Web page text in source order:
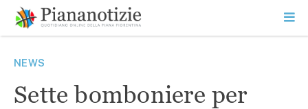
contenuto
SEARCH
NEWS
Sette bomboniere per